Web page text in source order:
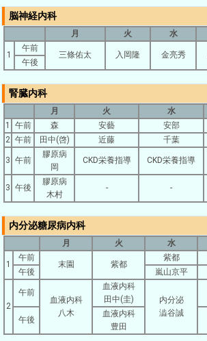
脳神経内科
月 火 水
1
午前
三條佑太 入岡隆 金亮秀
午後
腎臓内科
月 火 水
1
午前 森 安藝 安部
2 午前 田中(啓) 近藤 千葉
3 午前
膠原病
岡
CKD栄養指導 CKD栄養指導
3 午後
膠原病
木村
- -
内分泌糖尿病内科
月 火 水
1
午前
末園 紫都
紫都
午後 嵐山京平
2
午前
血液内科
八木
血液内科
田中(圭)
内分泌
澁谷誠
午後
血液内科
豊田